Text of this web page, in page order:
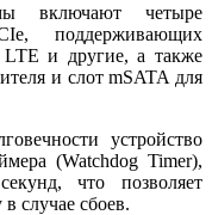
включают четыре
поддерживающих
и другие, а также
и слот mSATA для
устройство
(Watchdog Timer),
что позволяет
случае сбоев.